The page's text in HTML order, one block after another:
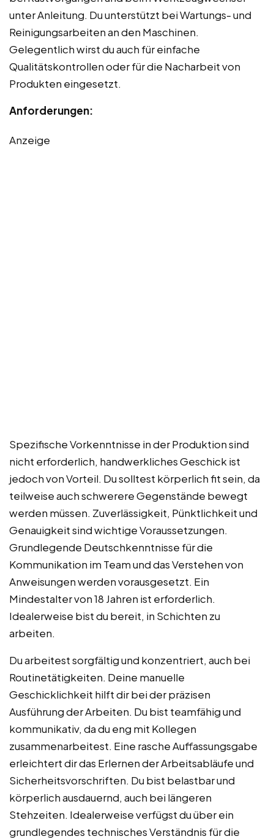
unter Anleitung. Du unterstützt bei Wartungs- und
Reinigungsarbeiten an den Maschinen.
Gelegentlich wirst du auch für einfache
Qualitätskontrollen oder für die Nacharbeit von
Produkten eingesetzt.
Anforderungen:
Anzeige
Spezifische Vorkenntnisse in der Produktion sind
nicht erforderlich, handwerkliches Geschick ist
jedoch von Vorteil. Du solltest körperlich fit sein, da
teilweise auch schwerere Gegenstände bewegt
werden müssen. Zuverlässigkeit, Pünktlichkeit und
Genauigkeit sind wichtige Voraussetzungen.
Grundlegende Deutschkenntnisse für die
Kommunikation im Team und das Verstehen von
Anweisungen werden vorausgesetzt. Ein
Mindestalter von 18 Jahren ist erforderlich.
Idealerweise bist du bereit, in Schichten zu
arbeiten.
Du arbeitest sorgfältig und konzentriert, auch bei
Routinetätigkeiten. Deine manuelle
Geschicklichkeit hilft dir bei der präzisen
Ausführung der Arbeiten. Du bist teamfähig und
kommunikativ, da du eng mit Kollegen
zusammenarbeitest. Eine rasche Auffassungsgabe
erleichtert dir das Erlernen der Arbeitsabläufe und
Sicherheitsvorschriften. Du bist belastbar und
körperlich ausdauernd, auch bei längeren
Stehzeiten. Idealerweise verfügst du über ein
grundlegendes technisches Verständnis für die